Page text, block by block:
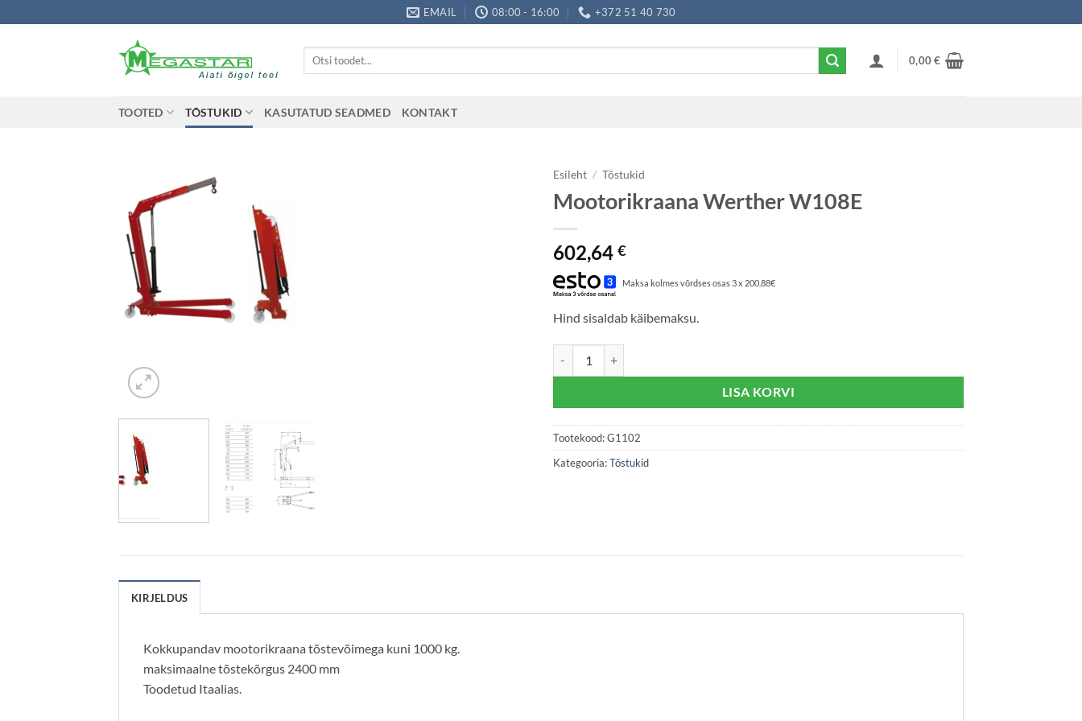
to
EMAIL 08:00 - 16:00 +372 51 40 730
Otsi:
0,00€
TOOTED TÕSTUKID KASUTATUD SEADMED KONTAKT
Esileht / Tõstukid
Mootorikraana Werther W108E
602,64 €
Maksa kolmes võrdses osas 3 x 200.88€
Hind sisaldab käibemaksu.
LISA KORVI
Tootekood:G1102
Kategooria:Tõstukid
KIRJELDUS
Kokkupandav mootorikraana tõstevõimega kuni 1000 kg.
maksimaalne tõstekõrgus 2400 mm
Toodetud Itaalias.